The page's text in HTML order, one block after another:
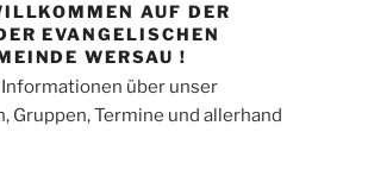
AUF DER
EVANGELISCHEN
WERSAU !
über unser
Gruppen, Termine und allerhand